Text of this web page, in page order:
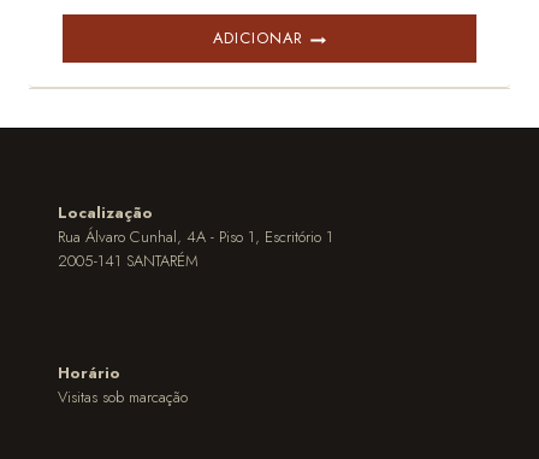
ADICIONAR
Localização
Rua Álvaro Cunhal, 4A - Piso 1, Escritório 1
2005-141 SANTARÉM
Horário
Visitas sob marcação